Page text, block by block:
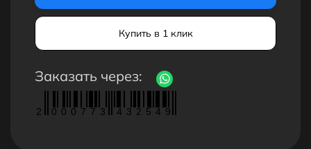
Купить в 1 клик
Заказать через:
2 0 0 0 7 7 3 4 3 2 5 4 9